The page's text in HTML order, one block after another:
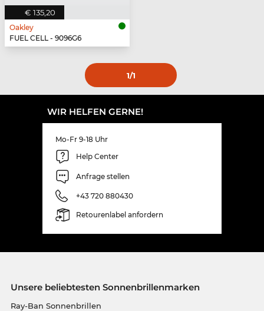
€ 135,20
Oakley
FUEL CELL - 9096G6
1/1
WIR HELFEN GERNE!
Mo-Fr 9-18 Uhr
Help Center
Anfrage stellen
+43 720 880430
Retourenlabel anfordern
Unsere beliebtesten Sonnenbrillenmarken
Ray-Ban Sonnenbrillen